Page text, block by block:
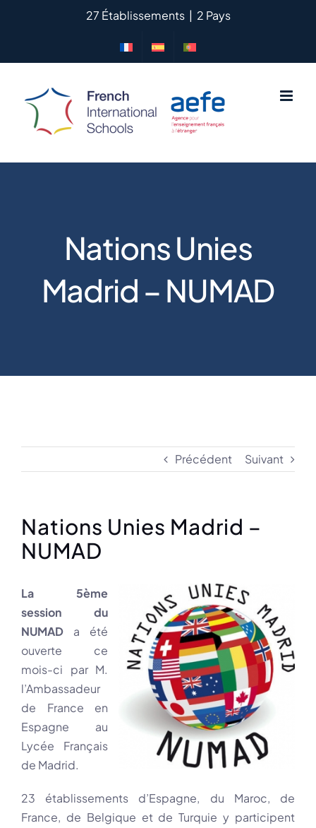
27 Établissements | 2 Pays
Nations Unies
Madrid – NUMAD
Précédent Suivant
Nations Unies Madrid –
NUMAD
La 5ème
session du
NUMAD a été
ouverte ce
mois-ci par M.
l’Ambassadeur
de France en
Espagne au
Lycée Français
de Madrid.
23 établissements d’Espagne, du Maroc, de
France, de Belgique et de Turquie y participent